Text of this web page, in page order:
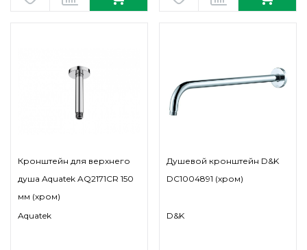
Кронштейн для верхнего
душа Aquatek AQ2171CR 150
мм (хром)
Aquatek
Душевой кронштейн D&K
DC1004891 (хром)
D&K